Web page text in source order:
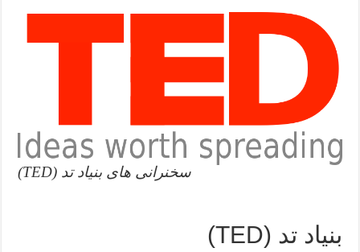
سخنرانی های بنیاد تد (TED)
بنیاد تد (TED)